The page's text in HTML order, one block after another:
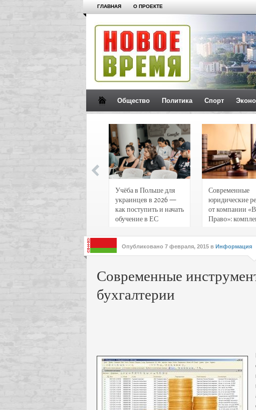
ГЛАВНАЯ О ПРОЕКТЕ
Общество Политика Спорт
Учёба в Польше для
украинцев в 2026 —
как поступить и начать
обучение в ЕС
Современные
юридические
от компании
Право»:
интересов
Опубликовано 7 февраля, 2015 в Информация
Современные
бухгалтерии